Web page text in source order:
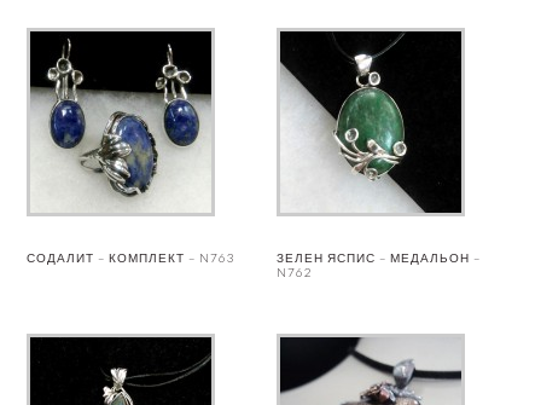
СОДАЛИТ – КОМПЛЕКТ – N763
ЗЕЛЕН ЯСПИС – МЕДАЛЬОН –
N762